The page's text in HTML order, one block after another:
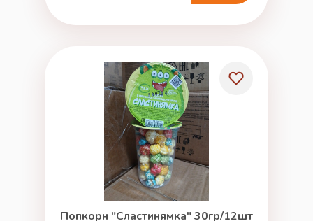
Попкорн "Сластинямка" 30гр/12шт